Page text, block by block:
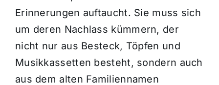
Erinnerungen auftaucht. Sie muss sich
um deren Nachlass kümmern, der
nicht nur aus Besteck, Töpfen und
Musikkassetten besteht, sondern auch
aus dem alten Familiennamen